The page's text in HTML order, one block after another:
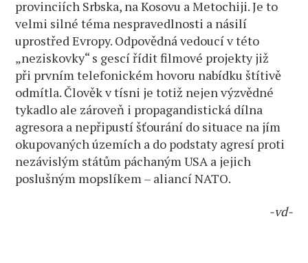
provinciích Srbska, na Kosovu a Metochiji. Je to
velmi silné téma nespravedlnosti a násilí
uprostřed Evropy. Odpovědná vedoucí v této
„neziskovky“ s gescí řídit filmové projekty již
při prvním telefonickém hovoru nabídku štítivě
odmítla. Člověk v tísni je totiž nejen výzvědné
tykadlo ale zároveň i propagandistická dílna
agresora a nepřipustí šťourání do situace na jím
okupovaných územích a do podstaty agresí proti
nezávislým státům páchaným USA a jejich
poslušným mopslíkem – aliancí NATO.
-vd-